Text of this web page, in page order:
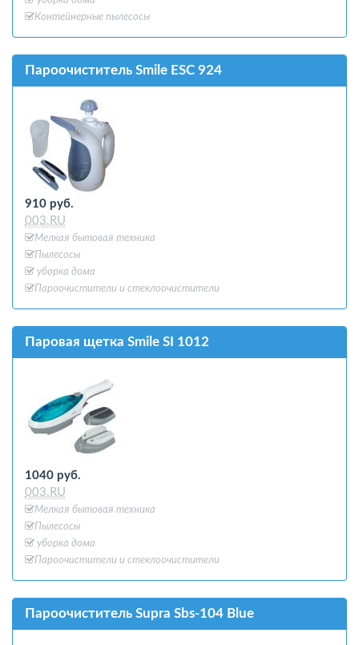
Контейнерные пылесосы
Пароочиститель Smile ESC 924
910 руб.
003.RU
Мелкая бытовая техника
Пылесосы
уборка дома
Пароочистители и стеклоочистители
Паровая щетка Smile SI 1012
1040 руб.
003.RU
Мелкая бытовая техника
Пылесосы
уборка дома
Пароочистители и стеклоочистители
Пароочиститель Supra Sbs-104 Blue